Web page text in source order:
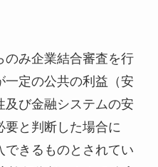
のみ企業結合審査を行
一定の公共の利益（安
び金融システムの安
要と判断した場合に
できるものとされてい